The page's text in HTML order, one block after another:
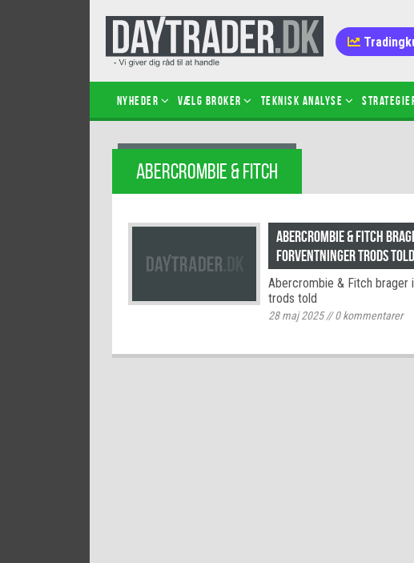
Nyheder Vælg broker Teknisk analyse
Sådan bruges
Hvad sætter du
handel?
Sådan fungerer
ABERCROMBIE & FITCH
Abercrombie & Fitch
forventninger trods told
Abercrombie & Fitch
trods told
28 maj 2025//0kommentarer